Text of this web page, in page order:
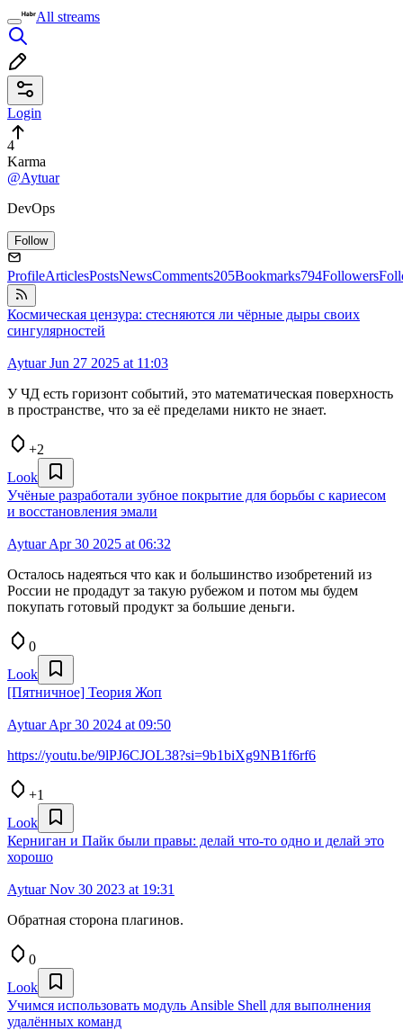
All streams
Login
4
Karma
@Aytuar
DevOps
Follow
ProfileArticlesPostsNewsComments205Bookmarks794Followers
Космическая цензура: стесняются ли чёрные дыры своих
сингулярностей
AytuarJun 27 2025 at 11:03
У ЧД есть горизонт событий, это математическая поверхность
в пространстве, что за её пределами никто не знает.
+2
Look
Учёные разработали зубное покрытие для борьбы с кариесом
и восстановления эмали
AytuarApr 30 2025 at 06:32
Осталось надеяться что как и большинство изобретений из
России не продадут за такую рубежом и потом мы будем
покупать готовый продукт за большие деньги.
0
Look
[Пятничное] Теория Жоп
AytuarApr 30 2024 at 09:50
https://youtu.be/9lPJ6CJOL38?si=9b1biXg9NB1f6rf6
+1
Look
Керниган и Пайк были правы: делай что-то одно и делай это
хорошо
AytuarNov 30 2023 at 19:31
Обратная сторона плагинов.
0
Look
Учимся использовать модуль Ansible Shell для выполнения
удалённых команд